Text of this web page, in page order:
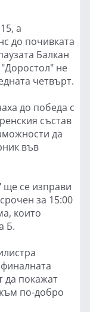
а
до почивката
Балкан
не
четвърт.
до победа с
състав
да
във
се изправи
за 15:00
които
Б.
да покажат
по-добро